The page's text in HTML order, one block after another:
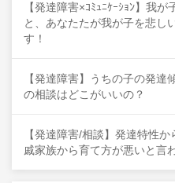
【発達障害×ｺﾐｭﾆｹｰｼｮﾝ】我
と、あなたたが我が子を悲し
す！
【発達障害】うちの子の発
の相談はどこがいいの？
【発達障害/相談】発達特性
戚家族から育て方が悪いと言